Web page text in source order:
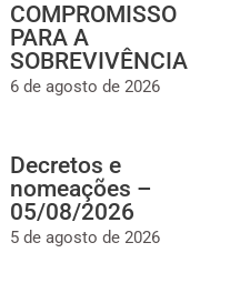
COMPROMISSO
PARA A
SOBREVIVÊNCIA
6 de agosto de 2026
Decretos e
nomeações –
05/08/2026
5 de agosto de 2026